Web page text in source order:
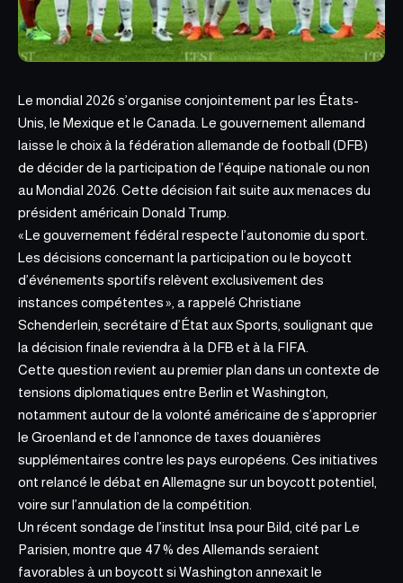
Le mondial 2026 s’organise conjointement par les États-
Unis, le Mexique et le Canada . Le gouvernement allemand
laisse le choix à la fédération allemande de football (DFB)
de décider de la participation de l’équipe nationale ou non
au Mondial 2026. Cette décision fait suite aux menaces du
président américain Donald Trump.
« Le gouvernement fédéral respecte l’autonomie du sport.
Les décisions concernant la participation ou le boycott
d’événements sportifs relèvent exclusivement des
instances compétentes », a rappelé Christiane
Schenderlein, secrétaire d’État aux Sports, soulignant que
la décision finale reviendra à la DFB et à la FIFA.
Cette question revient au premier plan dans un contexte de
tensions diplomatiques entre Berlin et Washington,
notamment autour de la volonté américaine de s’approprier
le Groenland et de l’annonce de taxes douanières
supplémentaires contre les pays européens. Ces initiatives
ont relancé le débat en Allemagne sur un boycott potentiel,
voire sur l’annulation de la compétition.
Un récent sondage de l’institut Insa pour Bild, cité par Le
Parisien, montre que 47 % des Allemands seraient
favorables à un boycott si Washington annexait le